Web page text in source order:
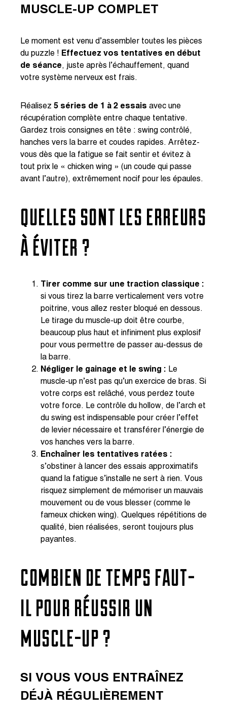
MUSCLE-UP COMPLET
Le moment est venu d’assembler toutes les pièces
du puzzle ! Effectuez vos tentatives en début
de séance, juste après l’échauffement, quand
votre système nerveux est frais.
Réalisez 5 séries de 1 à 2 essais avec une
récupération complète entre chaque tentative.
Gardez trois consignes en tête : swing contrôlé,
hanches vers la barre et coudes rapides. Arrêtez-
vous dès que la fatigue se fait sentir et évitez à
tout prix le « chicken wing » (un coude qui passe
avant l’autre), extrêmement nocif pour les épaules.
QUELLES SONT LES ERREURS
À ÉVITER ?
Tirer comme sur une traction classique :
si vous tirez la barre verticalement vers votre
poitrine, vous allez rester bloqué en dessous.
Le tirage du muscle-up doit être courbe,
beaucoup plus haut et infiniment plus explosif
pour vous permettre de passer au-dessus de
la barre.
Négliger le gainage et le swing : Le
muscle-up n’est pas qu’un exercice de bras. Si
votre corps est relâché, vous perdez toute
votre force. Le contrôle du hollow, de l’arch et
du swing est indispensable pour créer l’effet
de levier nécessaire et transférer l’énergie de
vos hanches vers la barre.
Enchaîner les tentatives ratées :
s’obstiner à lancer des essais approximatifs
quand la fatigue s’installe ne sert à rien. Vous
risquez simplement de mémoriser un mauvais
mouvement ou de vous blesser (comme le
fameux chicken wing). Quelques répétitions de
qualité, bien réalisées, seront toujours plus
payantes.
COMBIEN DE TEMPS FAUT-
IL POUR RÉUSSIR UN
MUSCLE-UP ?
SI VOUS VOUS ENTRAÎNEZ
DÉJÀ RÉGULIÈREMENT